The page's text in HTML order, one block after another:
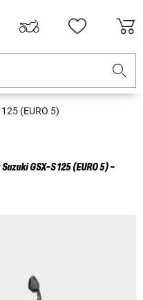
125 (EURO 5)
SuzukiGSX-S 125 (EURO 5) -